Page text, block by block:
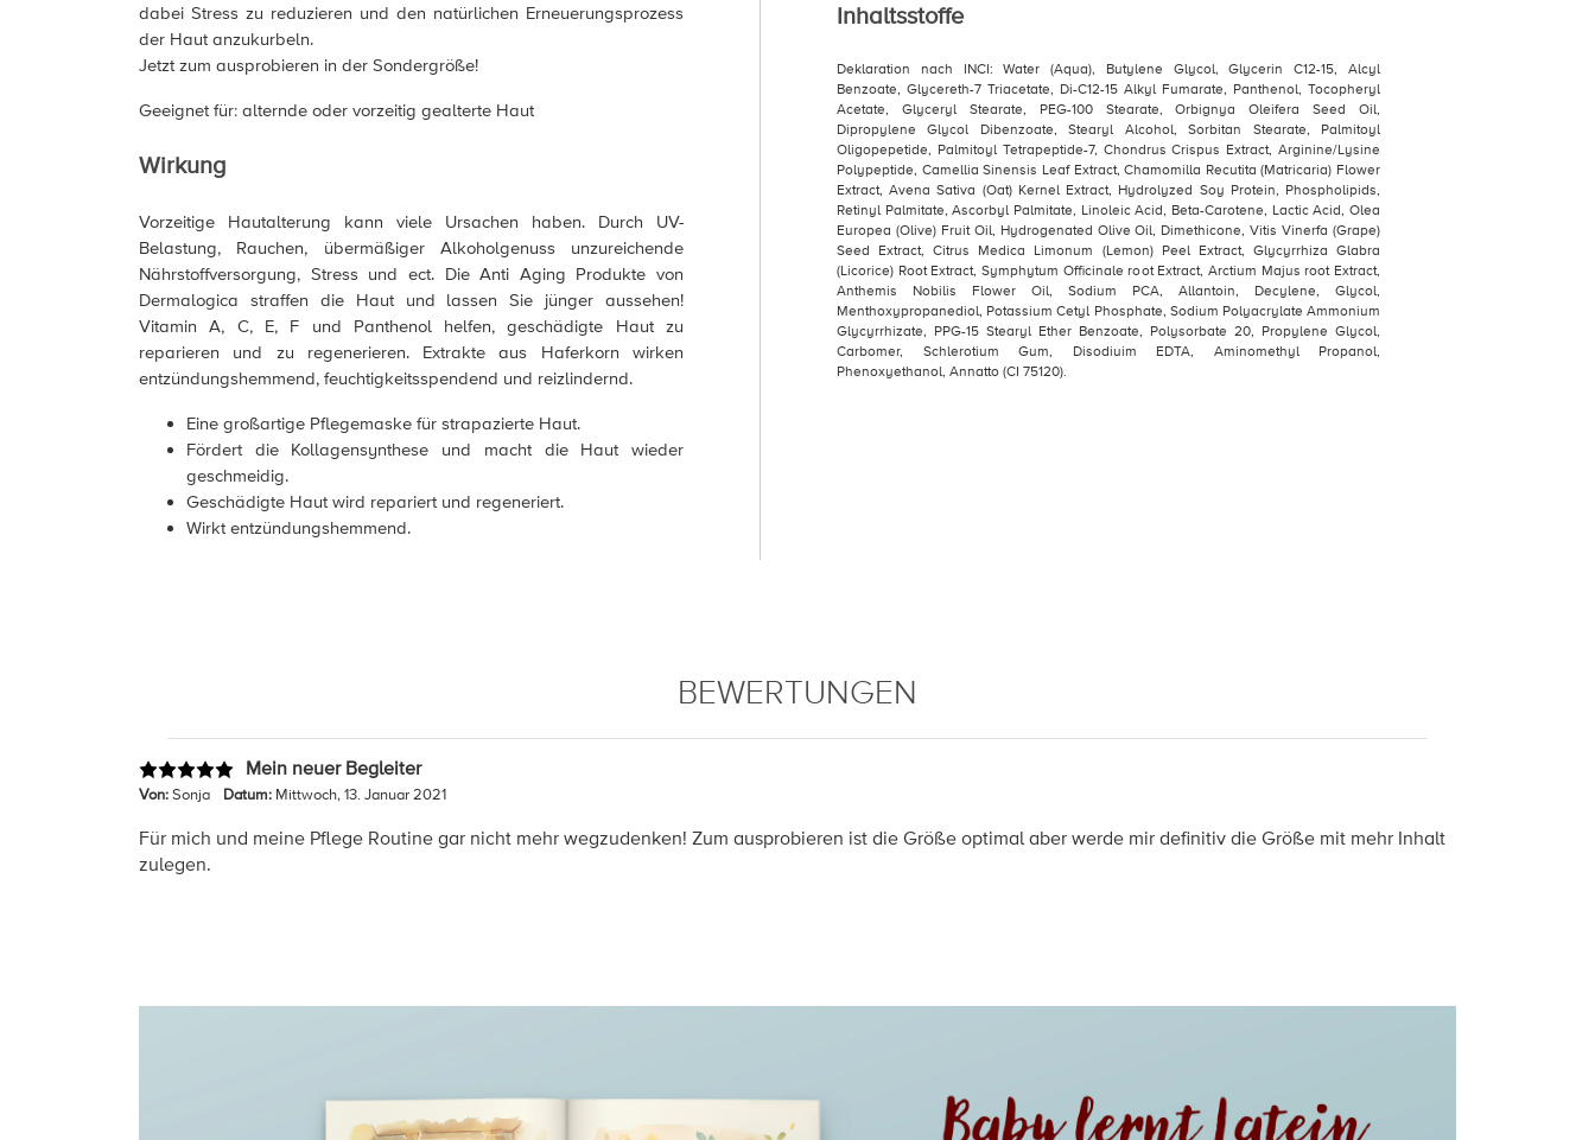
dabei Stress zu reduzieren und den natürlichen Erneuerungsprozess
der Haut anzukurbeln.
Jetzt zum ausprobieren in der Sondergröße!
Geeignet für: alternde oder vorzeitig gealterte Haut
Wirkung
Vorzeitige Hautalterung kann viele Ursachen haben. Durch UV-
Belastung, Rauchen, übermäßiger Alkoholgenuss unzureichende
Nährstoffversorgung, Stress und ect. Die Anti Aging Produkte von
Dermalogica straffen die Haut und lassen Sie jünger aussehen!
Vitamin A, C, E, F und Panthenol helfen, geschädigte Haut zu
reparieren und zu regenerieren. Extrakte aus Haferkorn wirken
entzündungshemmend, feuchtigkeitsspendend und reizlindernd.
Eine großartige Pflegemaske für strapazierte Haut.
Fördert die Kollagensynthese und macht die Haut wieder
geschmeidig.
Geschädigte Haut wird repariert und regeneriert.
Wirkt entzündungshemmend.
Inhaltsstoffe
Deklaration nach INCI: Water (Aqua), Butylene Glycol, Glycerin C12-15, Alcyl
Benzoate, Glycereth-7 Triacetate, Di-C12-15 Alkyl Fumarate, Panthenol, Tocopheryl
Acetate, Glyceryl Stearate, PEG-100 Stearate, Orbignya Oleifera Seed Oil,
Dipropylene Glycol Dibenzoate, Stearyl Alcohol, Sorbitan Stearate, Palmitoyl
Oligopepetide, Palmitoyl Tetrapeptide-7, Chondrus Crispus Extract, Arginine/Lysine
Polypeptide, Camellia Sinensis Leaf Extract, Chamomilla Recutita (Matricaria) Flower
Extract, Avena Sativa (Oat) Kernel Extract, Hydrolyzed Soy Protein, Phospholipids,
Retinyl Palmitate, Ascorbyl Palmitate, Linoleic Acid, Beta-Carotene, Lactic Acid, Olea
Europea (Olive) Fruit Oil, Hydrogenated Olive Oil, Dimethicone, Vitis Vinerfa (Grape)
Seed Extract, Citrus Medica Limonum (Lemon) Peel Extract, Glycyrrhiza Glabra
(Licorice) Root Extract, Symphytum Officinale root Extract, Arctium Majus root Extract,
Anthemis Nobilis Flower Oil, Sodium PCA, Allantoin, Decylene, Glycol,
Menthoxypropanediol, Potassium Cetyl Phosphate, Sodium Polyacrylate Ammonium
Glycyrrhizate, PPG-15 Stearyl Ether Benzoate, Polysorbate 20, Propylene Glycol,
Carbomer, Schlerotium Gum, Disodiuim EDTA, Aminomethyl Propanol,
Phenoxyethanol, Annatto (CI 75120).
BEWERTUNGEN
Mein neuer Begleiter
Von:Sonja Datum: Mittwoch, 13. Januar 2021
Für mich und meine Pflege Routine gar nicht mehr wegzudenken! Zum ausprobieren ist die Größe optimal aber werde mir definitiv die Größe mit mehr Inhalt
zulegen.